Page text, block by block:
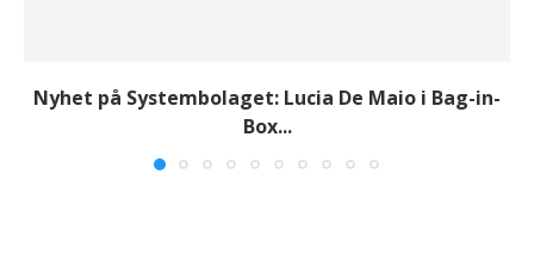
Nyhet på Systembolaget: Lucia De Maio i Bag-in-
Box...